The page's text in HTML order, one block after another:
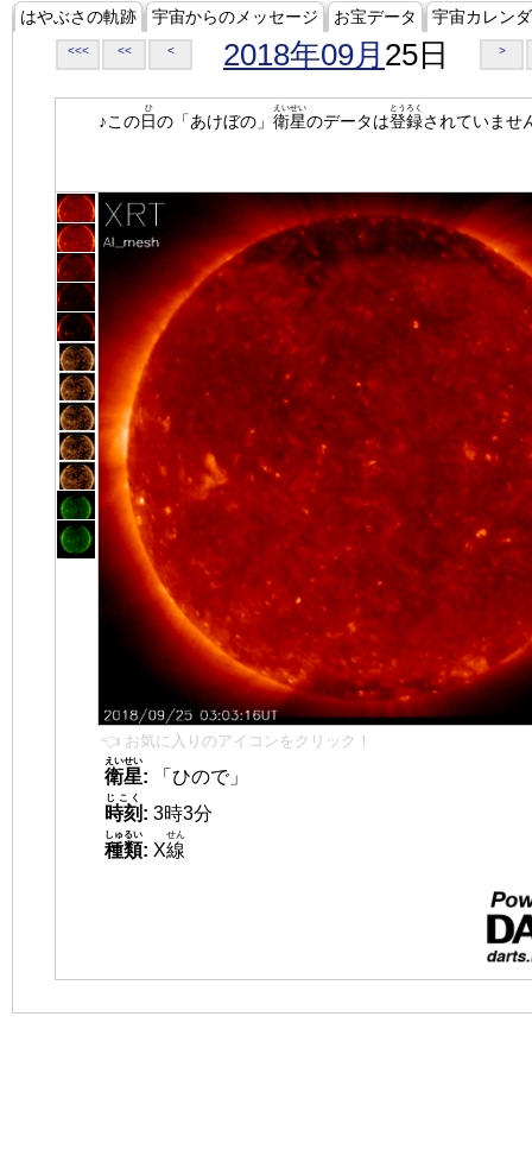
はやぶさの軌跡 宇宙からのメッセージ お宝データ 宇宙カレン
<<< << < 2018年09月 25日 >
♪この日
ひ
の「あけぼの」 衛星
えいせい
のデータは登録
とうろく
されていませ
👈 お気に入りのアイコンをクリック！
衛星
えいせい
:
「ひので」
時刻
じこく
: 3時3分
種類
しゅるい
: X線
せん